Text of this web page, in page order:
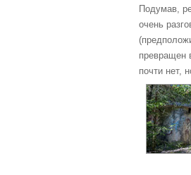
Подумав,
очень
превращен
почти нет,